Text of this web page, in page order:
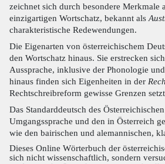
zeichnet sich durch besondere Merkmale
einzigartigen Wortschatz, bekannt als
charakteristische Redewendungen.
Die Eigenarten von österreichischem
den Wortschatz hinaus. Sie erstrecken
Aussprache, inklusive der Phonologie
hinaus finden sich Eigenheiten in der
Rechtschreibreform gewisse Grenzen
Das Standarddeutsch des
Umgangssprache und den in Österreich
wie den bairischen und alemannischen,
Dieses Online Wörterbuch der
sich nicht wissenschaftlich, sondern